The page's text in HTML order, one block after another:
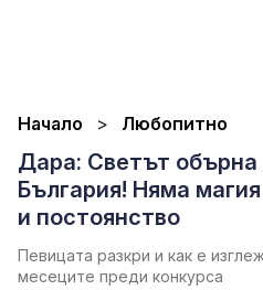
Начало Любопитно
Дара: Светът обърна
България! Няма
и постоянство
Певицата разкри и как е
месеците преди конкурса